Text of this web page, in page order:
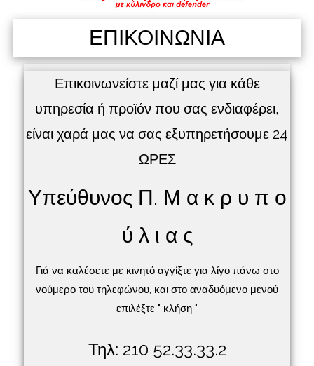
ΕΠΙΚΟΙΝΩΝΙΑ
Επικοινωνείστε μαζί μας για κάθε
υπηρεσία ή προϊόν που σας ενδιαφέρει,
είναι χαρά μας να σας εξυπηρετήσουμε 24
ΩΡΕΣ
Υπεύθυνος Π. Μ α κ ρ υ π ο
ύ λ ι α ς
Γιά να καλέσετε με κινητό αγγίξτε για λίγο πάνω στο
νούμερο του τηλεφώνου, και στο αναδυόμενο μενού
επιλέξτε " κλήση "
Τηλ: 210 52.33.33.2